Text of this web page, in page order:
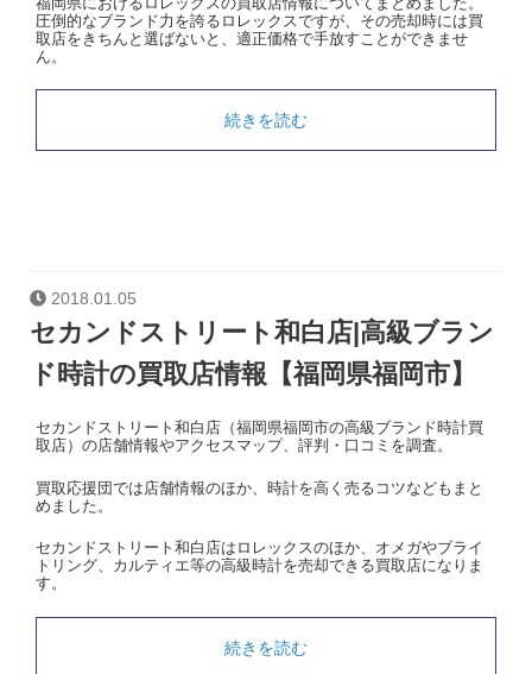
圧倒的なブランド力を誇るロレックスですが、その売却時には買
取店をきちんと選ばないと、適正価格で手放すことができませ
ん。
続きを読む
2018.01.05
セカンドストリート和白店|高級ブラン
ド時計の買取店情報【福岡県福岡市】
セカンドストリート和白店（福岡県福岡市の高級ブランド時計買
取店）の店舗情報やアクセスマップ、評判・口コミを調査。
買取応援団では店舗情報のほか、時計を高く売るコツなどもまと
めました。
セカンドストリート和白店はロレックスのほか、オメガやブライ
トリング、カルティエ等の高級時計を売却できる買取店になりま
す。
続きを読む